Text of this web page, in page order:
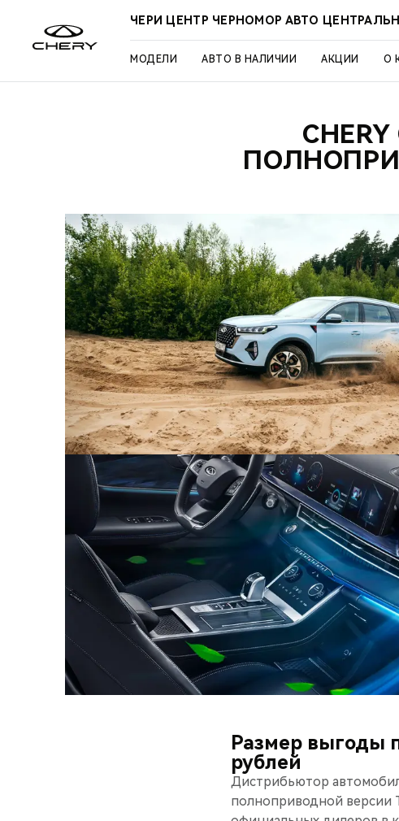
ЧЕРИ ЦЕНТР ЧЕРНОМОР АВТО
МОДЕЛИ АВТО В НАЛИЧИИ АКЦИИ О
Размер выгоды
рублей
Дистрибьютор
полноприводной версии